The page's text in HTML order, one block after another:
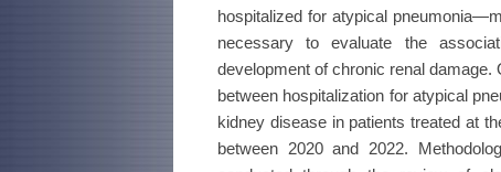
hospitalized for atypical
necessary to evaluate the
development of chronic renal
between hospitalization for atypical
kidney disease in patients treated at
between 2020 and 2022.